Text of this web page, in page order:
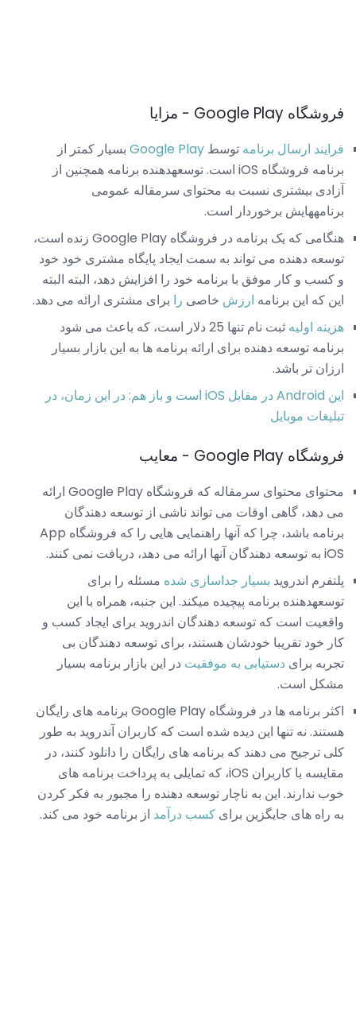
فروشگاه Google Play - مزایا
فرایند ارسال برنامه توسط Google Play بسیار کمتر از
برنامه فروشگاه iOS است. توسعهدهنده برنامه همچنین از
آزادی بیشتری نسبت به محتوای سرمقاله عمومی
برنامههایش برخوردار است.
هنگامی که یک برنامه در فروشگاه Google Play زنده است،
توسعه دهنده می تواند به سمت ایجاد پایگاه مشتری خود خود
و کسب و کار موفق با برنامه خود را افزایش دهد، البته البته
این که این برنامه ارزش خاصی را برای مشتری ارائه می دهد.
هزینه اولیه
ثبت نام تنها 25 دلار است، که باعث می شود
برنامه توسعه دهنده برای ارائه برنامه ها به این بازار بسیار
ارزان تر باشد.
این Android در مقابل iOS است و باز هم: در این زمان، در
تبلیغات موبایل
فروشگاه Google Play - معایب
محتوای محتوای سرمقاله که فروشگاه Google Play ارائه
می دهد، گاهی اوقات می تواند ناشی از توسعه دهندگان
برنامه باشد، چرا که آنها راهنمایی هایی را که فروشگاه App
iOS به توسعه دهندگان آنها ارائه می دهد، دریافت نمی کنند.
پلتفرم اندروید بسیار جداسازی شده مسئله را برای
توسعهدهنده برنامه پیچیده میکند. این جنبه، همراه با این
واقعیت است که توسعه دهندگان اندروید برای ایجاد کسب و
کار خود تقریبا خودشان هستند، برای توسعه دهندگان بی
تجربه برای دستیابی به موفقیت در این بازار برنامه بسیار
مشکل است.
اکثر برنامه ها در فروشگاه Google Play برنامه های رایگان
هستند. نه تنها این دیده شده است که کاربران آندروید به طور
کلی ترجیح می دهند که برنامه های رایگان را دانلود کنند، در
مقایسه با کاربران iOS، که تمایلی به پرداخت برنامه های
خوب ندارند. این به ناچار توسعه دهنده را مجبور به فکر کردن
به راه های جایگزین برای کسب درآمد از برنامه خود می کند.